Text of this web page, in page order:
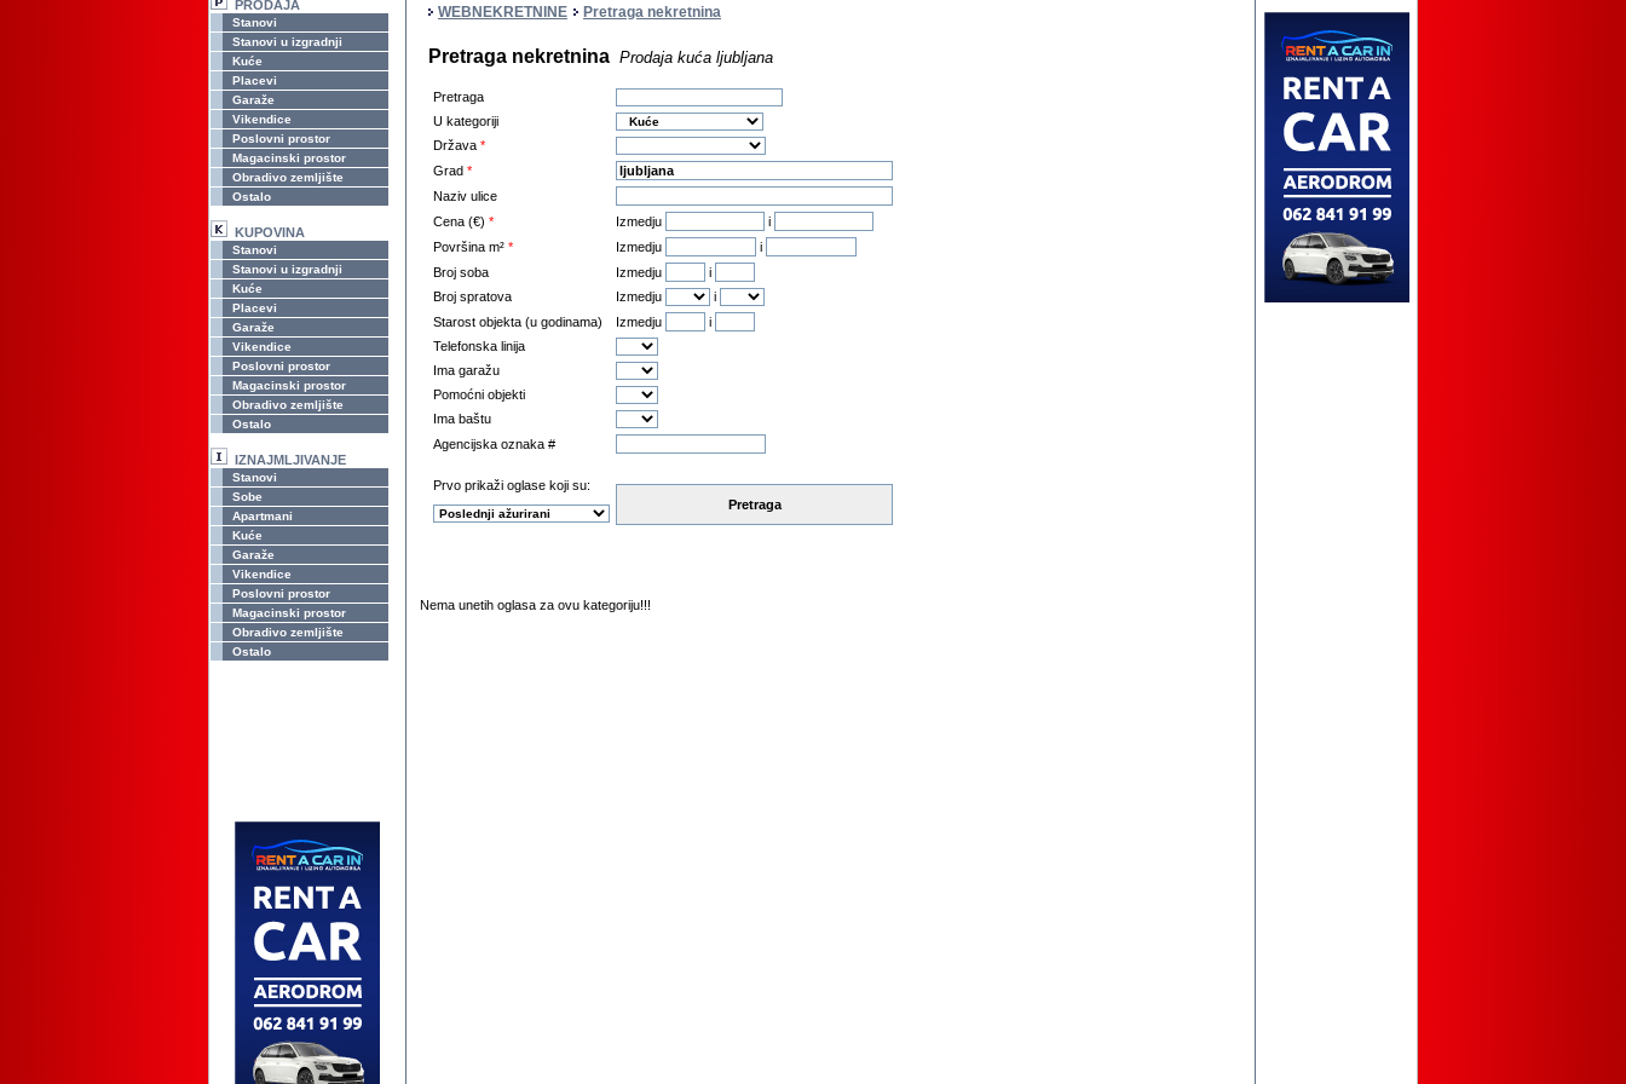
PRODAJA
Stanovi
Stanovi u izgradnji
Kuće
Placevi
Garaže
Vikendice
Poslovni prostor
Magacinski prostor
Obradivo zemljište
Ostalo
KUPOVINA
Stanovi
Stanovi u izgradnji
Kuće
Placevi
Garaže
Vikendice
Poslovni prostor
Magacinski prostor
Obradivo zemljište
Ostalo
IZNAJMLJIVANJE
Stanovi
Sobe
Apartmani
Kuće
Garaže
Vikendice
Poslovni prostor
Magacinski prostor
Obradivo zemljište
Ostalo
WEBNEKRETNINE Pretraga nekretnina
Pretraga nekretnina Prodaja kuća ljubljana
Pretraga
U kategoriji
Država *
Grad *
Naziv ulice
Cena (€) * Izmedju
i
Površina m² * Izmedju
i
Broj soba
Izmedju
i
Broj spratova
Izmedju
i
Starost objekta (u godinama)
Izmedju
i
Telefonska linija
Ima garažu
Pomoćni objekti
Ima baštu
Agencijska oznaka #
Prvo prikaži oglase koji su:
Pretraga
Nema unetih oglasa za ovu kategoriju!!!